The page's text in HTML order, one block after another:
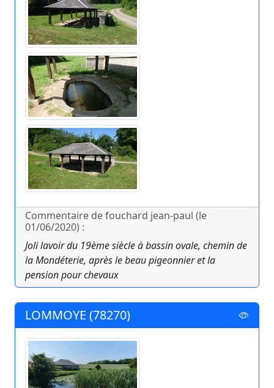
Commentaire de fouchard jean-paul (le
01/06/2020) :
Joli lavoir du 19ème siècle à bassin ovale, chemin de
la Mondéterie, après le beau pigeonnier et la
pension pour chevaux
LOMMOYE (78270)